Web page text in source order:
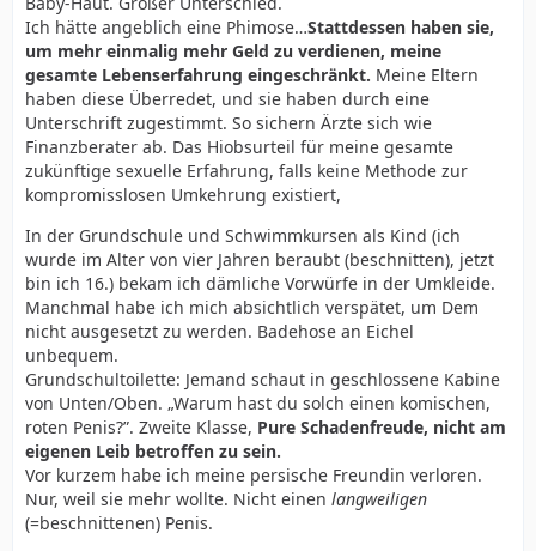
Und Panik, das ich mein Leben lang mit dieser
extremen Verhornung rumlaufen muss, d.h. mich
immer schämen muss. Weil das halt keine normale
Keratinschicht ist, sondern richtig dicke
Hornhautschichten übereinander.
Das Peeling hat gebrannt wie Feuer, aber ich wollte um
jeden Preis wieder eine normale Eichel, leider hat
nichtmal das geklappt und ich bin völlig deprimiert und
am Ende.
Die Vorhaut lasse ich seit Wochen wieder drüber, aber
es wird einfach nicht wirklich besser. nur die Innenhaut
der Vorhaut, also diese die über der Eichel ist hat sich
wieder viel heller verfärbt, plus ist feuchter geworden.
Aber die verhornte Eichel ist immer noch so. Wenn ich
wüsste ob es da wenigstens so eine Art
Laserbehandlung gibt, dir mir diese Hautschichten
weglasern kann, oder wirklich eine Creme die diese
Hornschichten auflöst,
wäre ja alles wunderbar.
Ich hätte angeblich eine Phimose…Stattdessen haben sie,
um mehr einmalig mehr Geld zu verdienen, meine
gesamte Lebenserfahrung eingeschränkt. Meine Eltern
haben diese Überredet, und sie haben durch eine
Unterschrift zugestimmt. So sichern Ärzte sich wie
Finanzberater ab. Das Hiobsurteil für meine gesamte
zukünftige sexuelle Erfahrung, falls keine Methode zur
kompromisslosen Umkehrung existiert,
In der Grundschule und Schwimmkursen als Kind (ich
wurde im Alter von vier Jahren beraubt (beschnitten), jetzt
bin ich 16.) bekam ich dämliche Vorwürfe in der Umkleide.
Manchmal habe ich mich absichtlich verspätet, um Dem
nicht ausgesetzt zu werden. Badehose an Eichel
unbequem.
Grundschultoilette: Jemand schaut in geschlossene Kabine
von Unten/Oben. „Warum hast du solch einen komischen,
roten Penis?”. Zweite Klasse, Pure Schadenfreude, nicht am
eigenen Leib betroffen zu sein.
Vor kurzem habe ich meine persische Freundin verloren.
Nur, weil sie mehr wollte. Nicht einen langweiligen
(=beschnittenen) Penis.